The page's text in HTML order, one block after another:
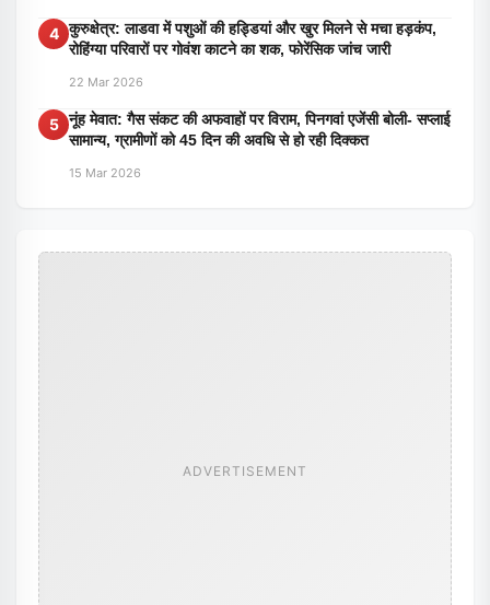
4 कुरुक्षेत्र: लाडवा में पशुओं की हड्डियां और खुर मिलने से मचा हड़कंप,
रोहिंग्या परिवारों पर गोवंश काटने का शक, फोरेंसिक जांच जारी
22 Mar 2026
5 नूंह मेवात: गैस संकट की अफवाहों पर विराम, पिनगवां एजेंसी बोली- सप्लाई
सामान्य, ग्रामीणों को 45 दिन की अवधि से हो रही दिक्कत
15 Mar 2026
ADVERTISEMENT